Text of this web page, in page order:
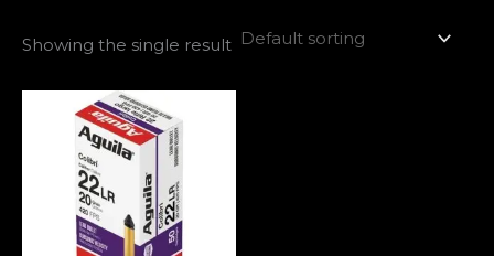
Showing the single result